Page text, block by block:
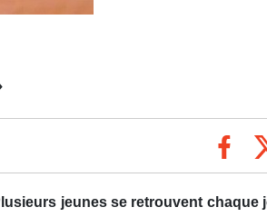
jeunes se retrouvent chaque